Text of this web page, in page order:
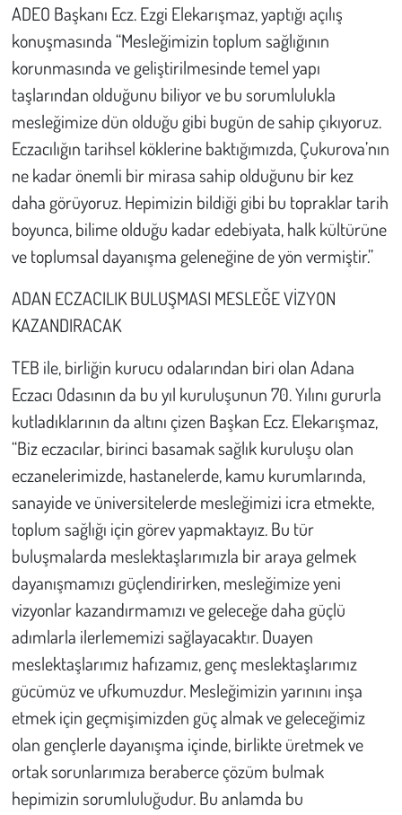
ADEO Başkanı Ecz. Ezgi Elekarışmaz, yaptığı açılış
konuşmasında “Mesleğimizin toplum sağlığının
korunmasında ve geliştirilmesinde temel yapı
taşlarından olduğunu biliyor ve bu sorumlulukla
mesleğimize dün olduğu gibi bugün de sahip çıkıyoruz.
Eczacılığın tarihsel köklerine baktığımızda, Çukurova’nın
ne kadar önemli bir mirasa sahip olduğunu bir kez
daha görüyoruz. Hepimizin bildiği gibi bu topraklar tarih
boyunca, bilime olduğu kadar edebiyata, halk kültürüne
ve toplumsal dayanışma geleneğine de yön vermiştir.”
ADAN ECZACILIK BULUŞMASI MESLEĞE VİZYON
KAZANDIRACAK
TEB ile, birliğin kurucu odalarından biri olan Adana
Eczacı Odasının da bu yıl kuruluşunun 70. Yılını gururla
kutladıklarının da altını çizen Başkan Ecz. Elekarışmaz,
“Biz eczacılar, birinci basamak sağlık kuruluşu olan
eczanelerimizde, hastanelerde, kamu kurumlarında,
sanayide ve üniversitelerde mesleğimizi icra etmekte,
toplum sağlığı için görev yapmaktayız. Bu tür
buluşmalarda meslektaşlarımızla bir araya gelmek
dayanışmamızı güçlendirirken, mesleğimize yeni
vizyonlar kazandırmamızı ve geleceğe daha güçlü
adımlarla ilerlememizi sağlayacaktır. Duayen
meslektaşlarımız hafızamız, genç meslektaşlarımız
gücümüz ve ufkumuzdur. Mesleğimizin yarınını inşa
etmek için geçmişimizden güç almak ve geleceğimiz
olan gençlerle dayanışma içinde, birlikte üretmek ve
ortak sorunlarımıza beraberce çözüm bulmak
hepimizin sorumluluğudur. Bu anlamda bu